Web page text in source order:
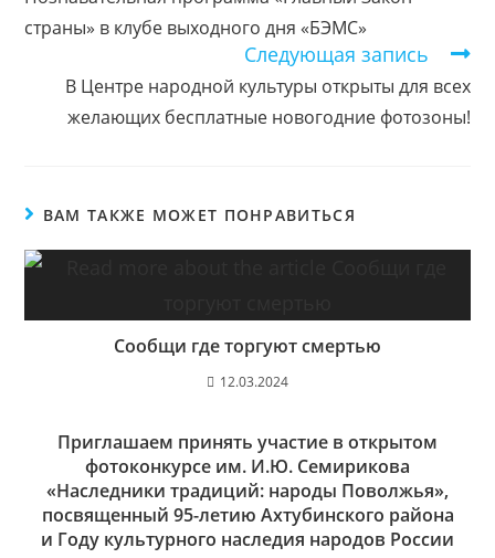
страны» в клубе выходного дня «БЭМС»
Следующая запись
В Центре народной культуры открыты для всех
желающих бесплатные новогодние фотозоны!
ВАМ ТАКЖЕ МОЖЕТ ПОНРАВИТЬСЯ
Сообщи где торгуют смертью
12.03.2024
Приглашаем принять участие в открытом
фотоконкурсе им. И.Ю. Семирикова
«Наследники традиций: народы Поволжья»,
посвященный 95-летию Ахтубинского района
и Году культурного наследия народов России